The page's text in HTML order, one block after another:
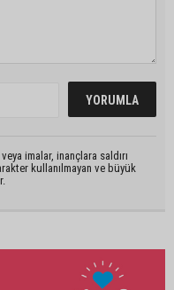
imalar, inançlara saldırı
kullanılmayan ve büyük